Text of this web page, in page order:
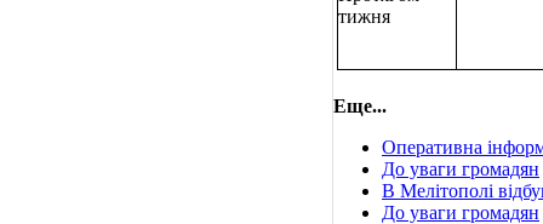
тижня
Еще...
Оперативна
До уваги громадян
В Мелітополі
До уваги громадян